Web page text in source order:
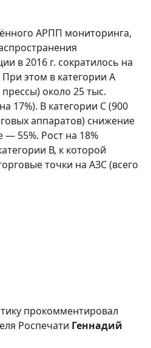
АРПП мониторинга,
в 2016 г. сократилось на
При этом в категории А
около 25 тыс.
17%). В категории С (900
аппаратов) снижение
— 55%. Рост на 18%
В, к которой
точки на АЗС (всего
прокомментировал
Роспечати Геннадий